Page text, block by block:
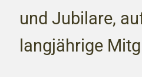
und Jubilare,
langjährige